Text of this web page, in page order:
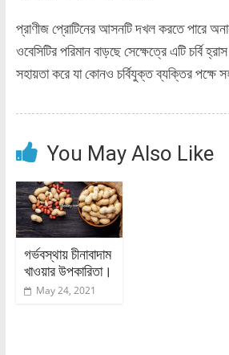
প্রাণীজ প্রোটিনের আসনটি দখল করতে পারে
ওবেসিটির পরিমান বাড়ছে সেক্ষেত্রে এটি চর্বি
সহায়তা করে যা কোনও চর্বিযুক্ত ব্যক্তির পক্ষে
You May Also Like
গর্ভবস্থায় চীনাবাদাম
খাওয়ার উপকারিতা।
May 24, 2021